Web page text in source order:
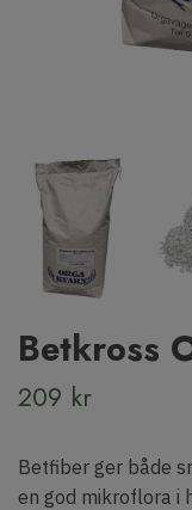
Betkross
209 kr
Betfiber ger både
en god mikroflora i